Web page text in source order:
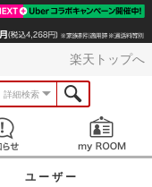
楽天トップへ
詳細検索
お知らせ
ユーザー